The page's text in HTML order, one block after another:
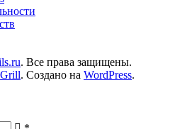
. Все права защищены.
. Создано на WordPress.